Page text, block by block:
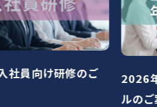
研修のご
2026年度公開
ルのご案内